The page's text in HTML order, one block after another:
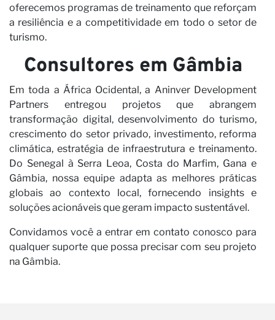
oferecemos programas de treinamento que reforçam
a resiliência e a competitividade em todo o setor de
turismo.
Consultores em Gâmbia
Em toda a África Ocidental, a Aninver Development
Partners entregou projetos que abrangem
transformação digital, desenvolvimento do turismo,
crescimento do setor privado, investimento, reforma
climática, estratégia de infraestrutura e treinamento.
Do Senegal à Serra Leoa, Costa do Marfim, Gana e
Gâmbia, nossa equipe adapta as melhores práticas
globais ao contexto local, fornecendo insights e
soluções acionáveis que geram impacto sustentável.
Convidamos você a entrar em contato conosco para
qualquer suporte que possa precisar com seu projeto
na Gâmbia.